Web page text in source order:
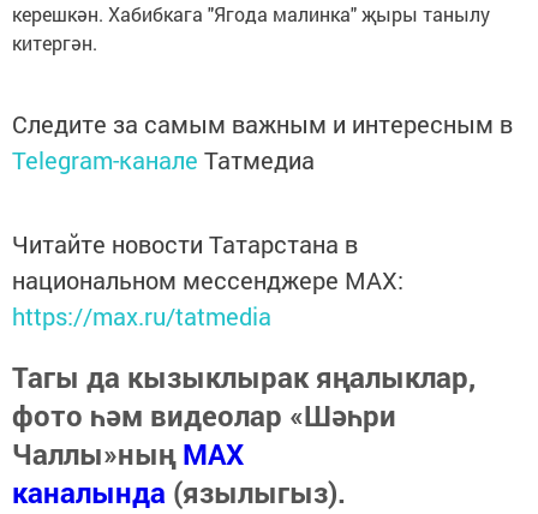
керешкән. Хабибкага "Ягода малинка" җыры танылу
китергән.
Следите за самым важным и интересным в
Telegram-канале Татмедиа
Читайте новости Татарстана в
национальном мессенджере MАХ:
https://max.ru/tatmedia
Тагы да кызыклырак яңалыклар,
фото һәм видеолар «Шәһри
Чаллы»ныңMAX
каналында (язылыгыз).